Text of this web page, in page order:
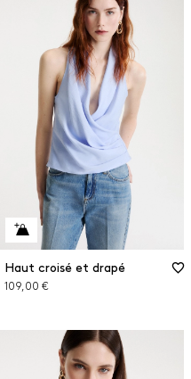
Haut croisé et drapé
109,00 €